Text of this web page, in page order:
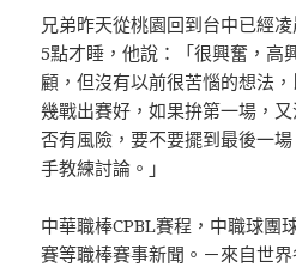
兄弟昨天從桃園回到台中已經
5點才睡，他說：「很興奮，高
顧，但沒有以前很苦惱的想法
幾戰出賽好，如果拚第一場，
否有風險，要不要擺到最後一
手教練討論。」
中華職棒CPBL賽程，中職球團
賽等職棒賽事新聞。－來自世